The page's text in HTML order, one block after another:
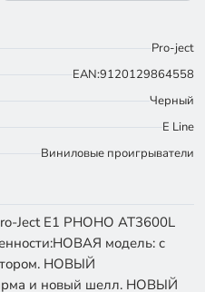
Pro-ject
EAN:9120129864558
Черный
E Line
Виниловые проигрыватели
Ject Е1 PHOHO AT3600L
модель: с
НОВЫЙ
и новый шелл. НОВЫЙ